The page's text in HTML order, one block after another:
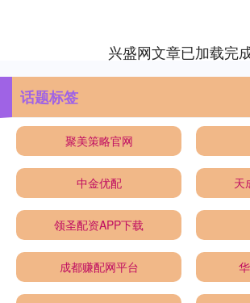
兴盛网文章已加载完
话题标签
聚美策略官网
中金优配 天
领圣配资APP下载
成都赚配网平台